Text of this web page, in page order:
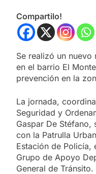
Compartilo!
Se realizó un
en el barrio El
prevención en la
La jornada,
Seguridad y
Gaspar De Stéfano,
con la Patrulla
Estación de Policía,
Grupo de Apoyo
General de Tránsito.